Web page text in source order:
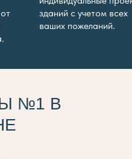
зданий с учетом всех
ваших пожеланий.
№1 В